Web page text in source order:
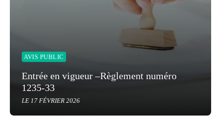
AVIS PUBLIC
Entrée en vigueur –Règlement numéro
1235-33
LE 17 FÉVRIER 2026